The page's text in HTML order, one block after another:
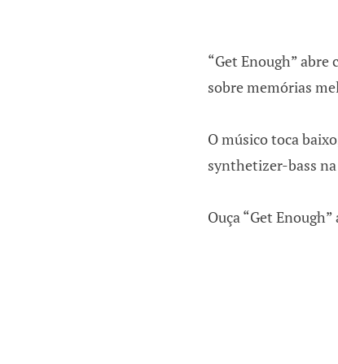
“Get Enough”
sobre memórias
O músico toca
synthetizer-bass
Ouça “Get